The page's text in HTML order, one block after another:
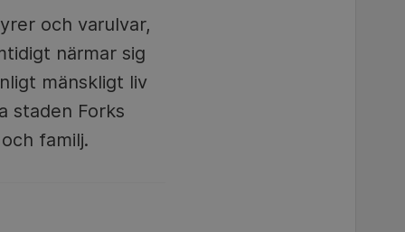
och varulvar,
närmar sig
mänskligt liv
staden Forks
familj.